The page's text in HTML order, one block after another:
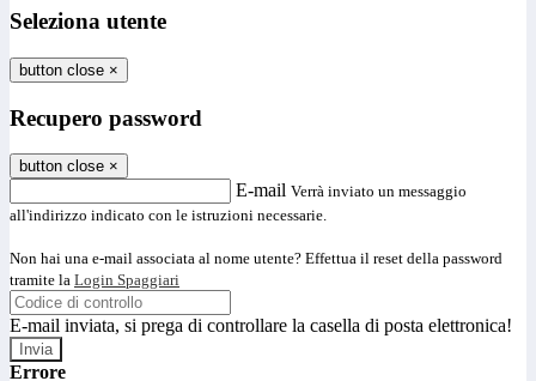
Seleziona utente
button close ×
Recupero password
button close ×
E-mail Verrà inviato un messaggio
all'indirizzo indicato con le istruzioni necessarie.
Non hai una e-mail associata al nome utente? Effettua il reset della password
tramite la Login Spaggiari
E-mail inviata, si prega di controllare la casella di posta elettronica!
Errore